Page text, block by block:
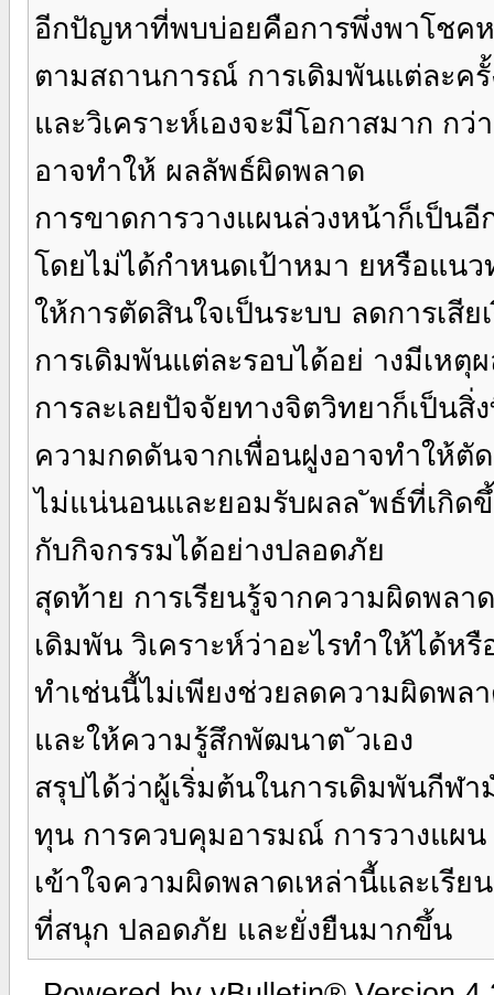
อีกปัญหาที่พบบ่อยคือการพึ่งพาโชค
ตามสถานการณ์ การเดิมพันแต่ละค
และวิเคราะห์เองจะมีโอกาสมาก ก
อาจทำให้ ผลลัพธ์ผิดพลาด
การขาดการวางแผนล่วงหน้าก็เป็น
โดยไม่ได้กำหนดเป้าหมา ยหรือแน
ให้การตัดสินใจเป็นระบบ ลดการเสี
การเดิมพันแต่ละรอบได้อย่ างมีเหตุ
การละเลยปัจจัยทางจิตวิทยาก็เป็น
ความกดดันจากเพื่อนฝูงอาจทำให้ตั
ไม่แน่นอนและยอมรับผลล ัพธ์ที่เกิด
กับกิจกรรมได้อย่างปลอดภัย
สุดท้าย การเรียนรู้จากความผิดพล
เดิมพัน วิเคราะห์ว่าอะไรทำให้ได้ห
ทำเช่นนี้ไม่เพียงช่วยลดความผิดพล
และให้ความรู้สึกพัฒนาต ัวเอง
สรุปได้ว่าผู้เริ่มต้นในการเดิมพันกีฬา
ทุน การควบคุมอารมณ์ การวางแผน
เข้าใจความผิดพลาดเหล่านี้และเรี
ที่สนุก ปลอดภัย และยั่งยืนมากขึ้น